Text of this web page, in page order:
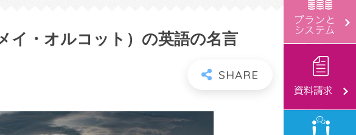
イ・オルコット）の英語の名言